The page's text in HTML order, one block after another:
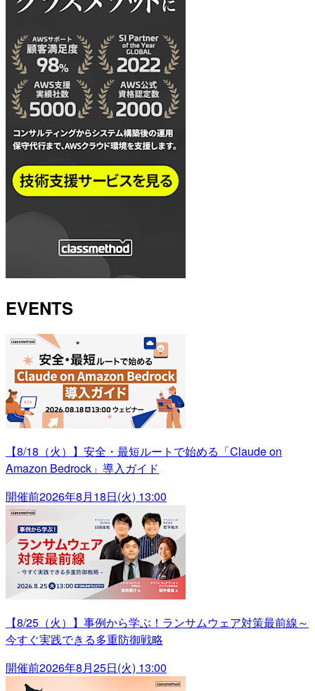
EVENTS
【8/18（火）】安全・最短ルートで始める「Claude on
Amazon Bedrock」導入ガイド
開催前2026年8月18日(火) 13:00
【8/25（火）】事例から学ぶ！ランサムウェア対策最前線～
今すぐ実践できる多重防御戦略
開催前2026年8月25日(火) 13:00